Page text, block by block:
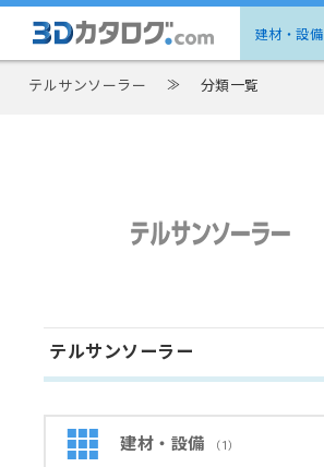
建材・設備
テルサンソーラー ≫ 分類一覧
テルサンソーラー
建材・設備 （1）